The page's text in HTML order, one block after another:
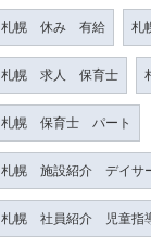
札幌 休み 有給 札
札幌 求人 保育士
札幌 保育士 パート
札幌 施設紹介 デイサ
札幌 社員紹介 児童指